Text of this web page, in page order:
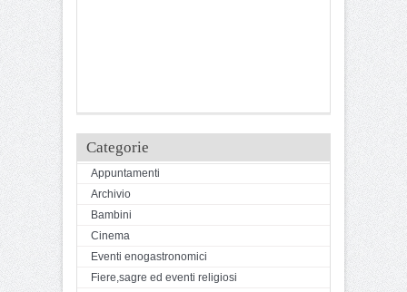
Categorie
Appuntamenti
Archivio
Bambini
Cinema
Eventi enogastronomici
Fiere,sagre ed eventi religiosi